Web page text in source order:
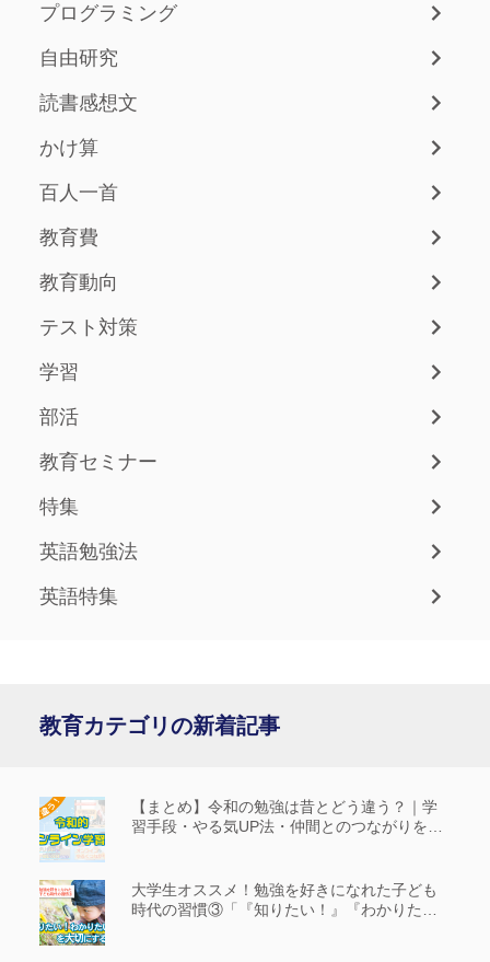
プログラミング
自由研究
読書感想文
かけ算
百人一首
教育費
教育動向
テスト対策
学習
部活
教育セミナー
特集
英語勉強法
英語特集
教育カテゴリの新着記事
【まとめ】令和の勉強は昔とどう違う？｜学
習手段・やる気UP法・仲間とのつながりを解
大学生オススメ！勉強を好きになれた子ども
時代の習慣③「『知りたい！』『わかりた